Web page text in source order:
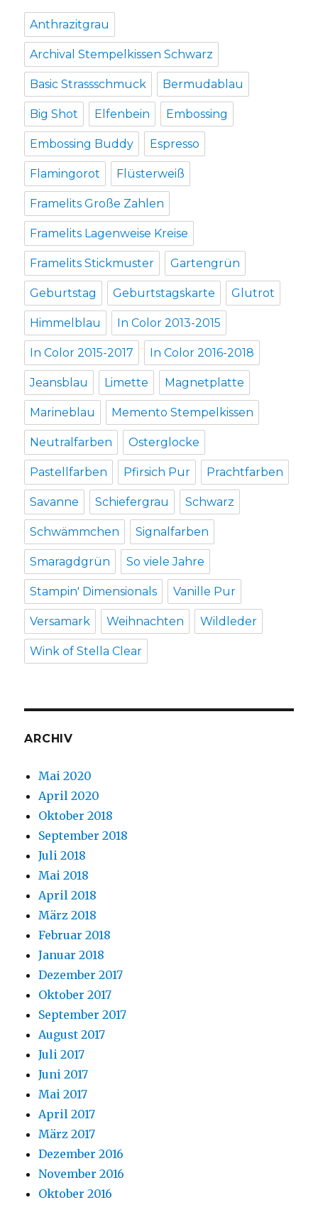
Anthrazitgrau
Archival Stempelkissen Schwarz
Basic Strassschmuck Bermudablau
Big Shot Elfenbein Embossing
Embossing Buddy Espresso
Flamingorot Flüsterweiß
Framelits Große Zahlen
Framelits Lagenweise Kreise
Framelits Stickmuster Gartengrün
Geburtstag Geburtstagskarte Glutrot
Himmelblau In Color 2013-2015
In Color 2015-2017 In Color 2016-2018
Jeansblau Limette Magnetplatte
Marineblau Memento Stempelkissen
Neutralfarben Osterglocke
Pastellfarben Pfirsich Pur Prachtfarben
Savanne Schiefergrau Schwarz
Schwämmchen Signalfarben
Smaragdgrün So viele Jahre
Stampin' Dimensionals Vanille Pur
Versamark Weihnachten Wildleder
Wink of Stella Clear
ARCHIV
Mai 2020
April 2020
Oktober 2018
September 2018
Juli 2018
Mai 2018
April 2018
März 2018
Februar 2018
Januar 2018
Dezember 2017
Oktober 2017
September 2017
August 2017
Juli 2017
Juni 2017
Mai 2017
April 2017
März 2017
Dezember 2016
November 2016
Oktober 2016